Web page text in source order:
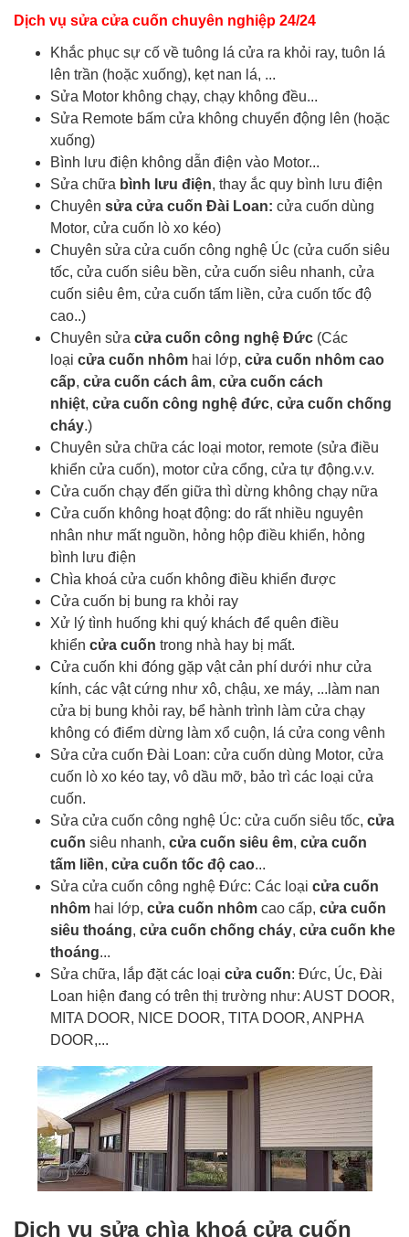
Dịch vụ sửa cửa cuốn chuyên nghiệp 24/24
Khắc phục sự cố về tuông lá cửa ra khỏi ray, tuôn lá
lên trần (hoặc xuống), kẹt nan lá, ...
Sửa Motor không chạy, chạy không đều...
Sửa Remote bấm cửa không chuyển động lên (hoặc
xuống)
Bình lưu điện không dẫn điện vào Motor...
Sửa chữa bình lưu điện, thay ắc quy bình lưu điện
Chuyên sửa cửa cuốn Đài Loan: cửa cuốn dùng
Motor, cửa cuốn lò xo kéo)
Chuyên sửa cửa cuốn công nghệ Úc (cửa cuốn siêu
tốc, cửa cuốn siêu bền, cửa cuốn siêu nhanh, cửa
cuốn siêu êm, cửa cuốn tấm liền, cửa cuốn tốc độ
cao..)
Chuyên sửa cửa cuốn công nghệ Đức (Các
loại cửa cuốn nhôm hai lớp, cửa cuốn nhôm cao
cấp, cửa cuốn cách âm, cửa cuốn cách
nhiệt, cửa cuốn công nghệ đức, cửa cuốn chống
cháy.)
Chuyên sửa chữa các loại motor, remote (sửa điều
khiển cửa cuốn), motor cửa cổng, cửa tự động.v.v.
Cửa cuốn chạy đến giữa thì dừng không chạy nữa
Cửa cuốn không hoạt động: do rất nhiều nguyên
nhân như mất nguồn, hỏng hộp điều khiển, hỏng
bình lưu điện
Chìa khoá cửa cuốn không điều khiển được
Cửa cuốn bị bung ra khỏi ray
Xử lý tình huống khi quý khách để quên điều
khiển cửa cuốn trong nhà hay bị mất.
Cửa cuốn khi đóng gặp vật cản phí dưới như cửa
kính, các vật cứng như xô, chậu, xe máy, ...làm nan
cửa bị bung khỏi ray, bể hành trình làm cửa chạy
không có điểm dừng làm xổ cuộn, lá cửa cong vênh
Sửa cửa cuốn Đài Loan: cửa cuốn dùng Motor, cửa
cuốn lò xo kéo tay, vô dầu mỡ, bảo trì các loại cửa
cuốn.
Sửa cửa cuốn công nghệ Úc: cửa cuốn siêu tốc, cửa
cuốn siêu nhanh, cửa cuốn siêu êm, cửa cuốn
tấm liền, cửa cuốn tốc độ cao...
Sửa cửa cuốn công nghệ Đức: Các loại cửa cuốn
nhôm hai lớp, cửa cuốn nhôm cao cấp, cửa cuốn
siêu thoáng, cửa cuốn chống cháy, cửa cuốn khe
thoáng...
Sửa chữa, lắp đặt các loại cửa cuốn: Đức, Úc, Đài
Loan hiện đang có trên thị trường như: AUST DOOR,
MITA DOOR, NICE DOOR, TITA DOOR, ANPHA
DOOR,...
Dịch vụ sửa chìa khoá cửa cuốn